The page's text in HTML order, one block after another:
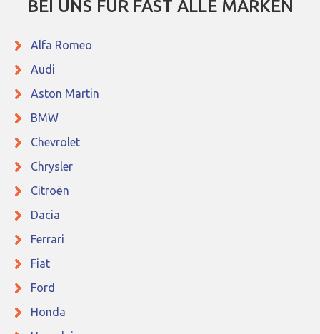
BEI UNS FÜR FAST ALLE MARKEN
Alfa Romeo
Audi
Aston Martin
BMW
Chevrolet
Chrysler
Citroën
Dacia
Ferrari
Fiat
Ford
Honda